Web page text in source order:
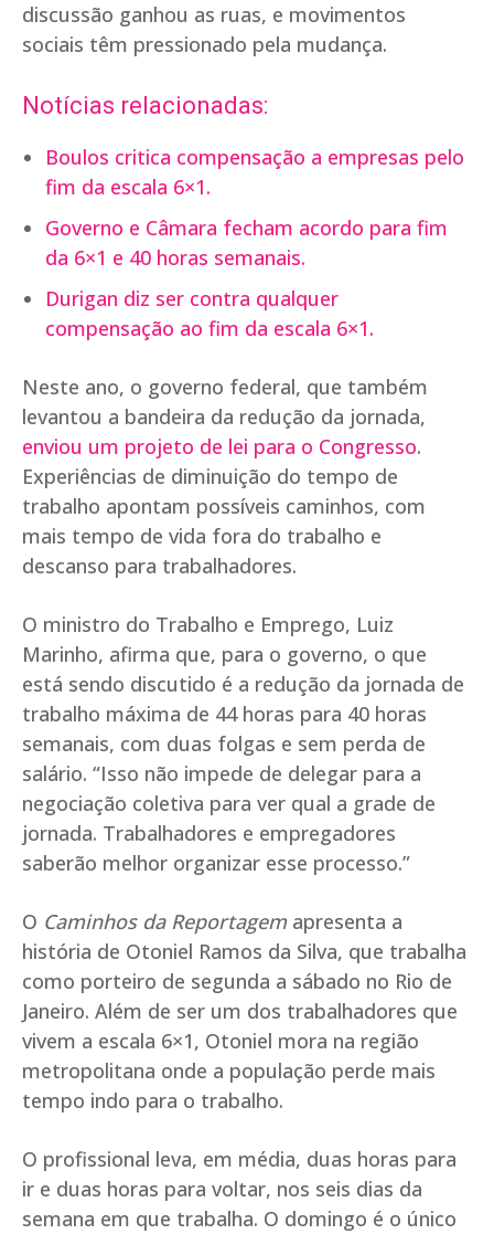
discussão ganhou as ruas, e movimentos
sociais têm pressionado pela mudança.
Notícias relacionadas:
Boulos critica compensação a empresas pelo
fim da escala 6×1.
Governo e Câmara fecham acordo para fim
da 6×1 e 40 horas semanais.
Durigan diz ser contra qualquer
compensação ao fim da escala 6×1.
Neste ano, o governo federal, que também
levantou a bandeira da redução da jornada,
enviou um projeto de lei para o Congresso.
Experiências de diminuição do tempo de
trabalho apontam possíveis caminhos, com
mais tempo de vida fora do trabalho e
descanso para trabalhadores.
O ministro do Trabalho e Emprego, Luiz
Marinho, afirma que, para o governo, o que
está sendo discutido é a redução da jornada de
trabalho máxima de 44 horas para 40 horas
semanais, com duas folgas e sem perda de
salário. “Isso não impede de delegar para a
negociação coletiva para ver qual a grade de
jornada. Trabalhadores e empregadores
saberão melhor organizar esse processo.”
O Caminhos da Reportagemapresenta a
história de Otoniel Ramos da Silva, que trabalha
como porteiro de segunda a sábado no Rio de
Janeiro. Além de ser um dos trabalhadores que
vivem a escala 6×1, Otoniel mora na região
metropolitana onde a população perde mais
tempo indo para o trabalho.
O profissional leva, em média, duas horas para
ir e duas horas para voltar, nos seis dias da
semana em que trabalha. O domingo é o único